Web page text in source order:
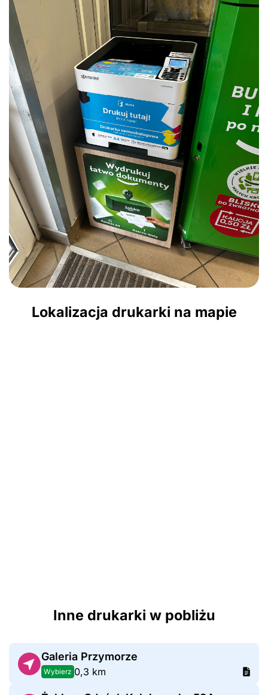
Lokalizacja drukarki na mapie
Inne drukarki w pobliżu
Galeria Przymorze
Wybierz 0,3 km